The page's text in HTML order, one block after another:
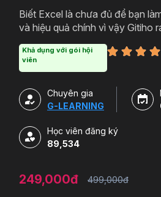
Biết Excel là chưa đủ để bạn
và hiệu quả chính vì vậy Gitiho
văn phòng sẽ tự tin thao tác về
trong Excel và ứng dụng để giải
Khả dụng với gói hội
viên
Chuyên gia
G-LEARNING
Học viên đăng ký
89,534
249,000đ 499,000đ